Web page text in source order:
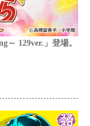
～ 129ver.」登場。